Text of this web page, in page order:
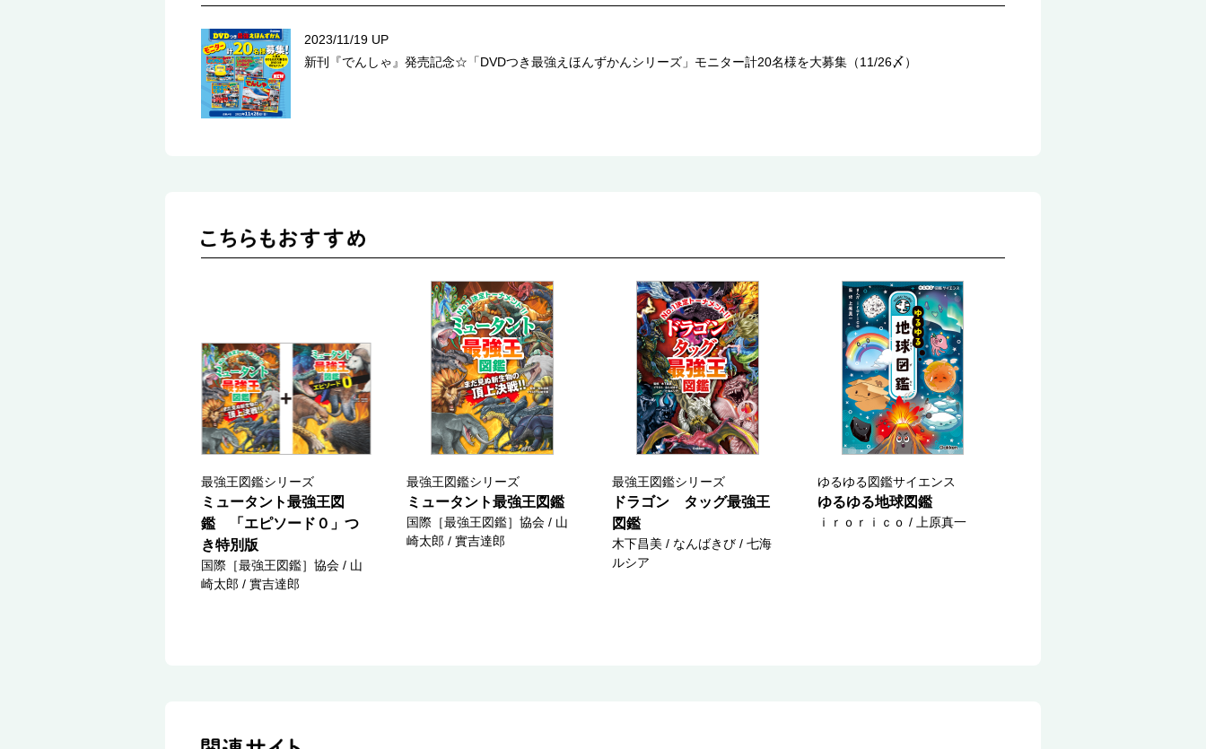
2023/11/19 UP
新刊『でんしゃ』発売記念☆「DVDつき最強えほんずかんシリーズ」モニター計20名様を大募集（11/26〆）
最強王図鑑シリーズ
ミュータント最強王図
鑑 「エピソード０」つ
き特別版
国際［最強王図鑑］協会 / 山
崎太郎 / 實吉達郎
最強王図鑑シリーズ
ミュータント最強王図鑑
国際［最強王図鑑］協会 / 山
崎太郎 / 實吉達郎
最強王図鑑シリーズ
ドラゴン タッグ最強王
図鑑
木下昌美 / なんばきび / 七海
ルシア
ゆるゆる図鑑サイエンス
ゆるゆる地球図鑑
ｉｒｏｒｉｃｏ / 上原真一